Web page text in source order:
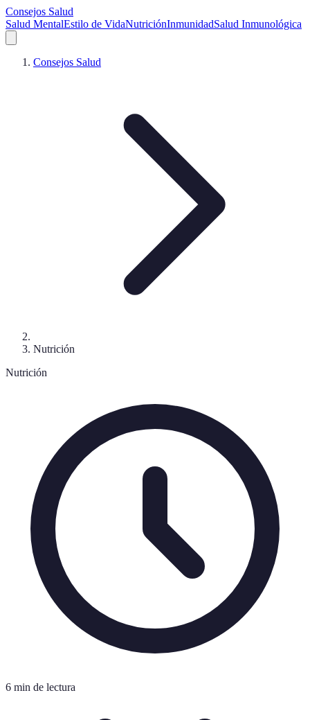
Consejos Salud
Salud MentalEstilo de VidaNutriciónInmunidadSalud Inmunológica
Consejos Salud
Nutrición
Nutrición
6 min de lectura